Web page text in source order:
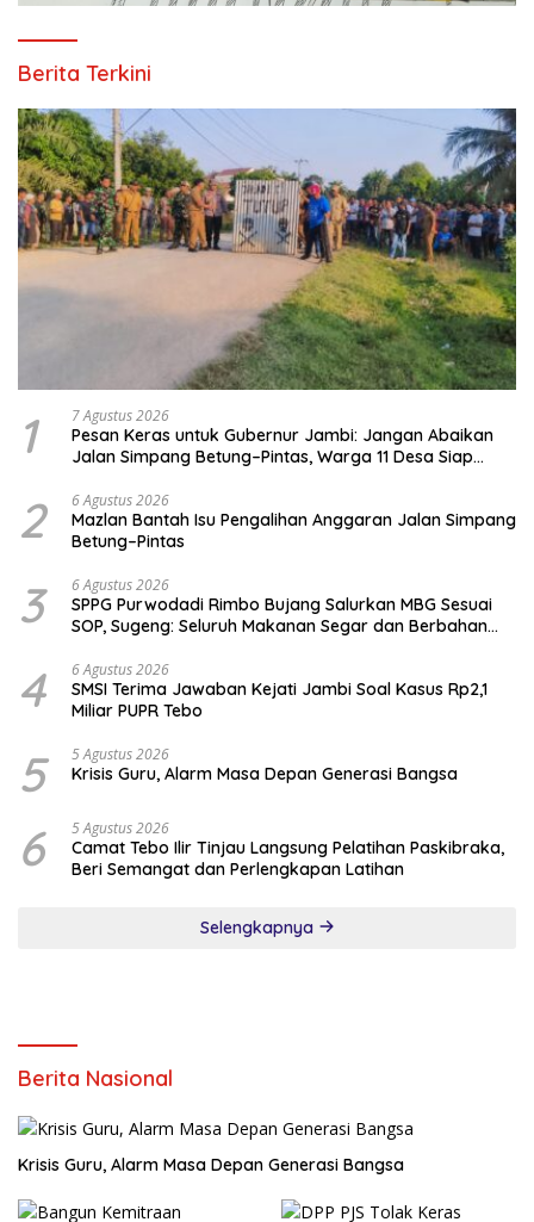
Berita Terkini
1 7 Agustus 2026
Pesan Keras untuk Gubernur Jambi: Jangan Abaikan
Jalan Simpang Betung–Pintas, Warga 11 Desa Siap
2 6 Agustus 2026
Mazlan Bantah Isu Pengalihan Anggaran Jalan Simpang
Betung–Pintas
3 6 Agustus 2026
SPPG Purwodadi Rimbo Bujang Salurkan MBG Sesuai
SOP, Sugeng: Seluruh Makanan Segar dan Berbahan
4 6 Agustus 2026
SMSI Terima Jawaban Kejati Jambi Soal Kasus Rp2,1
Miliar PUPR Tebo
5 5 Agustus 2026
Krisis Guru, Alarm Masa Depan Generasi Bangsa
6 5 Agustus 2026
Camat Tebo Ilir Tinjau Langsung Pelatihan Paskibraka,
Beri Semangat dan Perlengkapan Latihan
Selengkapnya
Berita Nasional
Krisis Guru, Alarm Masa Depan Generasi Bangsa